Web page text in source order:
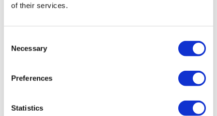
of their services.
Selection
Necessary
Preferences
Statistics
Destinații
TÜRSAB – Tranzacțiile pe flymedi.com sunt gestionate de